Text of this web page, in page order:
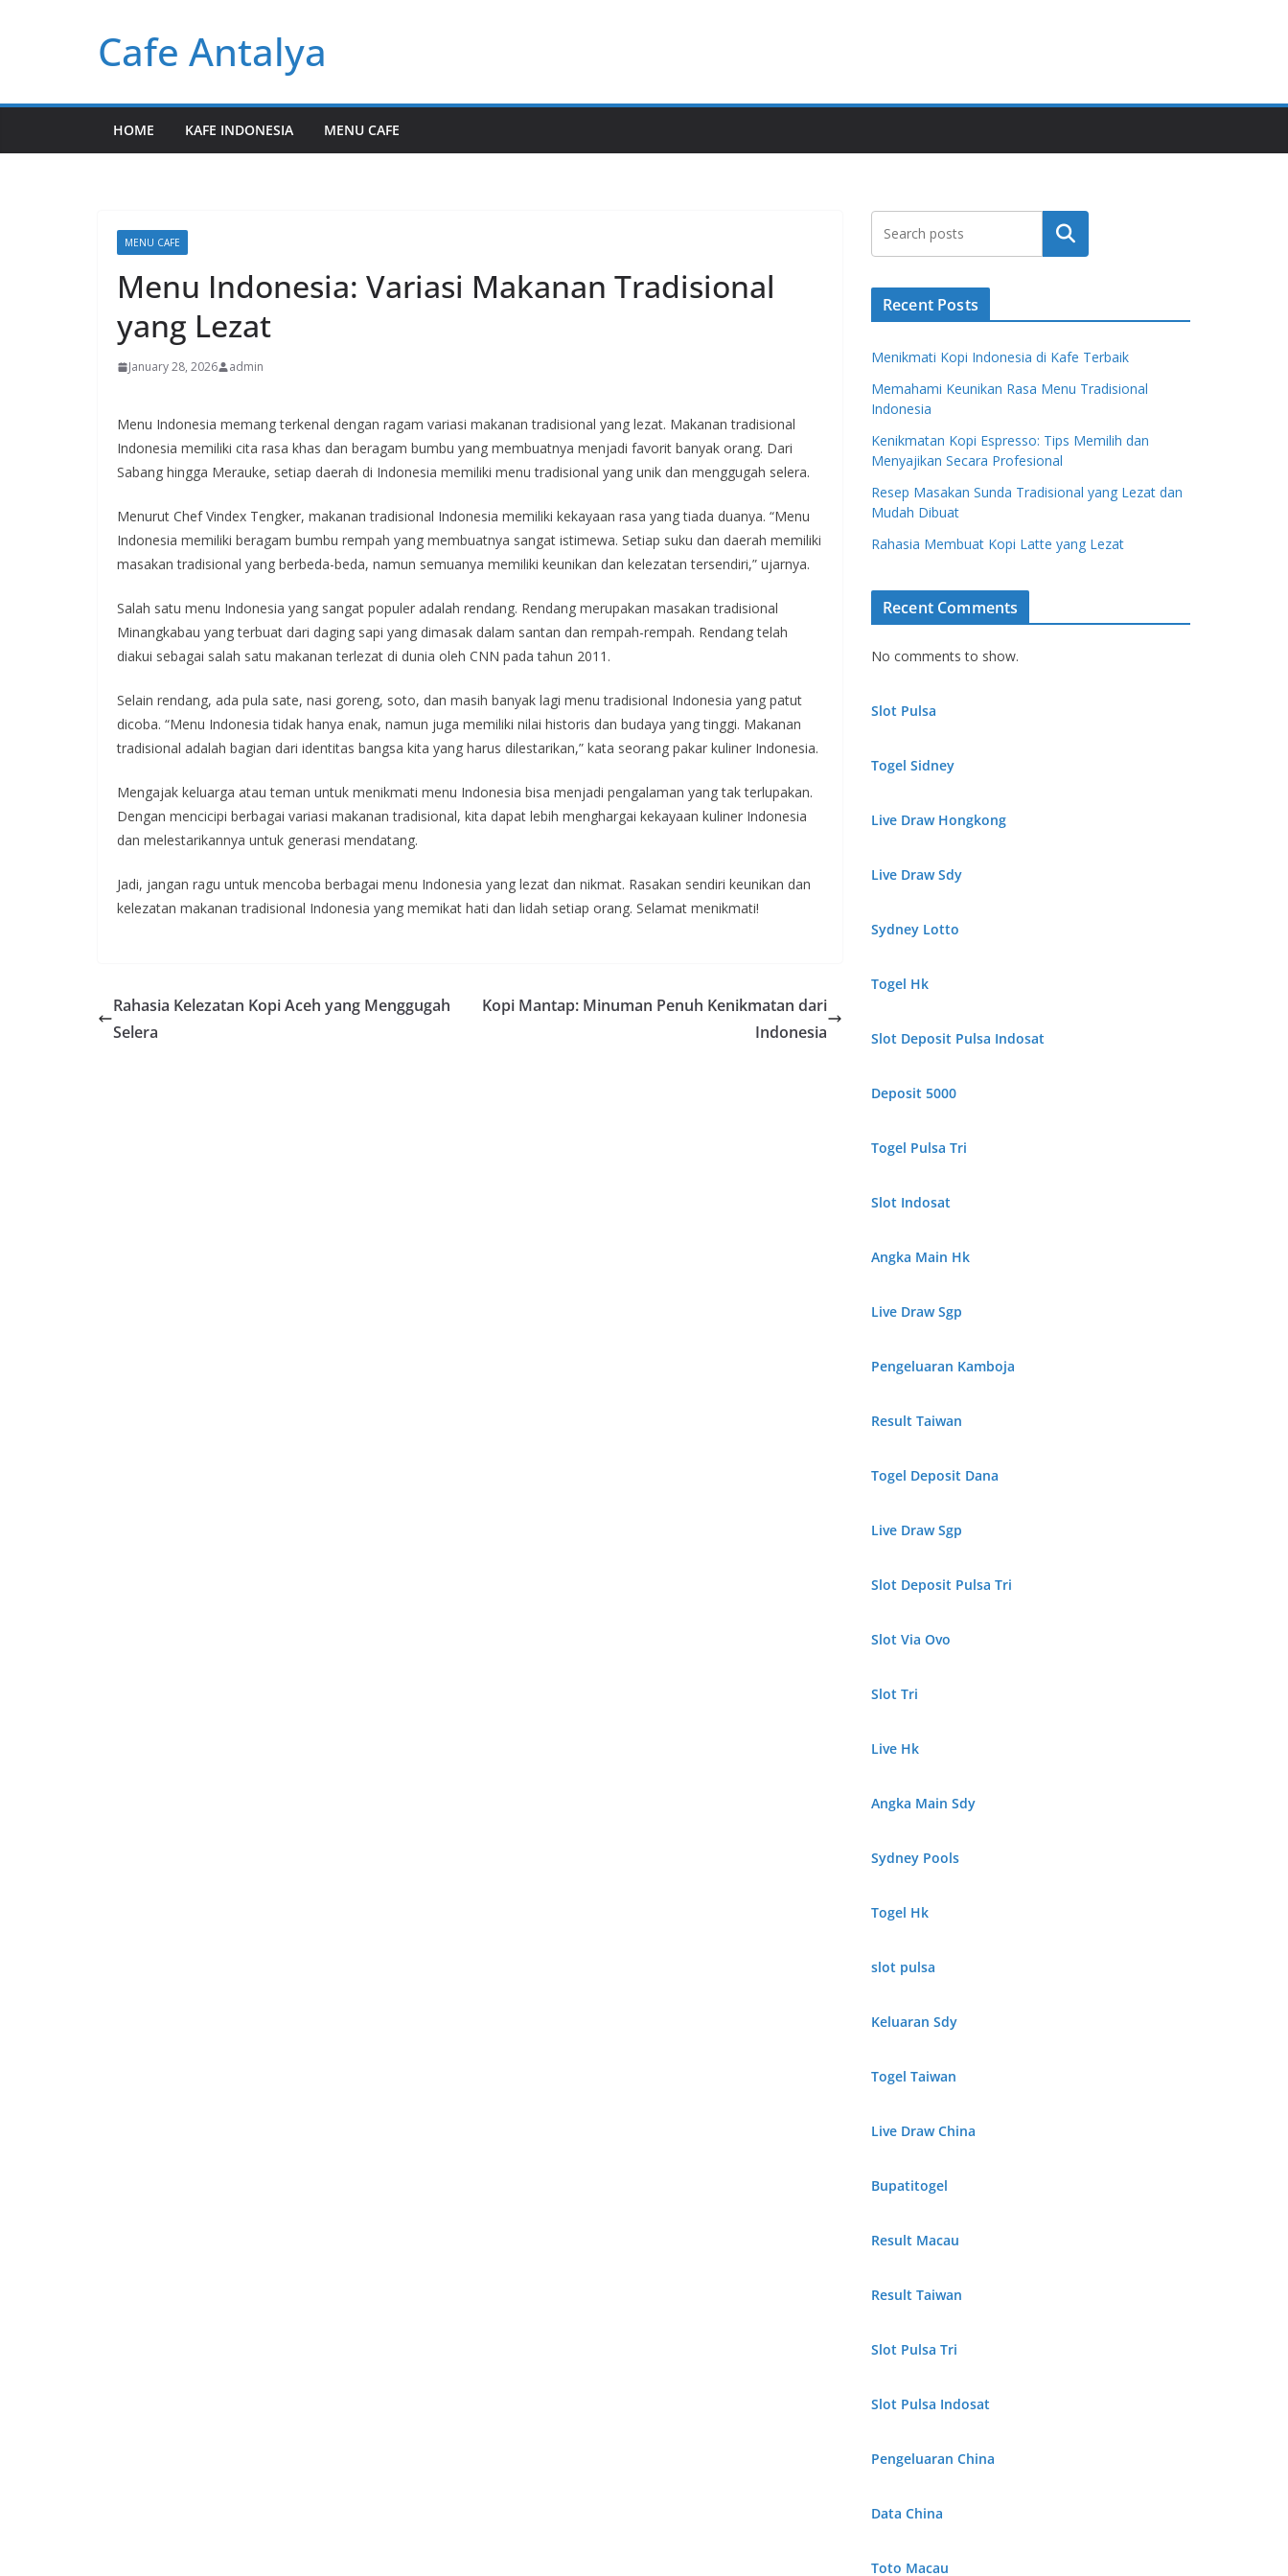
Cafe Antalya
HOME KAFE INDONESIA MENU CAFE
MENU CAFE
Menu Indonesia: Variasi Makanan Tradisional
yang Lezat
January 28, 2026 admin
Menu Indonesia memang terkenal dengan ragam variasi makanan tradisional yang lezat. Makanan tradisional
Indonesia memiliki cita rasa khas dan beragam bumbu yang membuatnya menjadi favorit banyak orang. Dari
Sabang hingga Merauke, setiap daerah di Indonesia memiliki menu tradisional yang unik dan menggugah selera.
Menurut Chef Vindex Tengker, makanan tradisional Indonesia memiliki kekayaan rasa yang tiada duanya. “Menu
Indonesia memiliki beragam bumbu rempah yang membuatnya sangat istimewa. Setiap suku dan daerah memiliki
masakan tradisional yang berbeda-beda, namun semuanya memiliki keunikan dan kelezatan tersendiri,” ujarnya.
Salah satu menu Indonesia yang sangat populer adalah rendang. Rendang merupakan masakan tradisional
Minangkabau yang terbuat dari daging sapi yang dimasak dalam santan dan rempah-rempah. Rendang telah
diakui sebagai salah satu makanan terlezat di dunia oleh CNN pada tahun 2011.
Selain rendang, ada pula sate, nasi goreng, soto, dan masih banyak lagi menu tradisional Indonesia yang patut
dicoba. “Menu Indonesia tidak hanya enak, namun juga memiliki nilai historis dan budaya yang tinggi. Makanan
tradisional adalah bagian dari identitas bangsa kita yang harus dilestarikan,” kata seorang pakar kuliner Indonesia.
Mengajak keluarga atau teman untuk menikmati menu Indonesia bisa menjadi pengalaman yang tak terlupakan.
Dengan mencicipi berbagai variasi makanan tradisional, kita dapat lebih menghargai kekayaan kuliner Indonesia
dan melestarikannya untuk generasi mendatang.
Jadi, jangan ragu untuk mencoba berbagai menu Indonesia yang lezat dan nikmat. Rasakan sendiri keunikan dan
kelezatan makanan tradisional Indonesia yang memikat hati dan lidah setiap orang. Selamat menikmati!
Rahasia Kelezatan Kopi Aceh yang Menggugah
Selera
Kopi Mantap: Minuman Penuh Kenikmatan dari
Indonesia
Search
Recent Posts
Menikmati Kopi Indonesia di Kafe Terbaik
Memahami Keunikan Rasa Menu Tradisional
Indonesia
Kenikmatan Kopi Espresso: Tips Memilih dan
Menyajikan Secara Profesional
Resep Masakan Sunda Tradisional yang Lezat dan
Mudah Dibuat
Rahasia Membuat Kopi Latte yang Lezat
Recent Comments
No comments to show.
Slot Pulsa
Togel Sidney
Live Draw Hongkong
Live Draw Sdy
Sydney Lotto
Togel Hk
Slot Deposit Pulsa Indosat
Deposit 5000
Togel Pulsa Tri
Slot Indosat
Angka Main Hk
Live Draw Sgp
Pengeluaran Kamboja
Result Taiwan
Togel Deposit Dana
Live Draw Sgp
Slot Deposit Pulsa Tri
Slot Via Ovo
Slot Tri
Live Hk
Angka Main Sdy
Sydney Pools
Togel Hk
slot pulsa
Keluaran Sdy
Togel Taiwan
Live Draw China
Bupatitogel
Result Macau
Result Taiwan
Slot Pulsa Tri
Slot Pulsa Indosat
Pengeluaran China
Data China
Toto Macau